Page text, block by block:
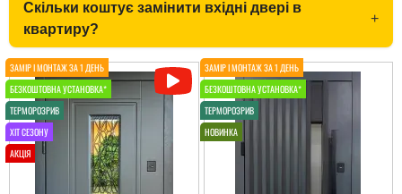
Іван Ростік
Скільки коштує замінити вхідні двері в
квартиру?
+